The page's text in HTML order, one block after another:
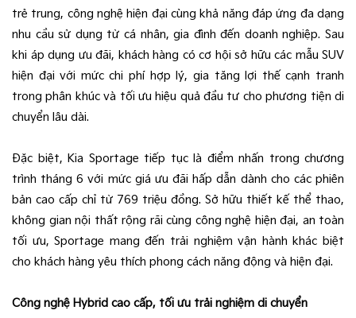
trẻ trung, công nghệ hiện đại cùng khả năng đáp ứng đa dạng
nhu cầu sử dụng từ cá nhân, gia đình đến doanh nghiệp. Sau
khi áp dụng ưu đãi, khách hàng có cơ hội sở hữu các mẫu SUV
hiện đại với mức chi phí hợp lý, gia tăng lợi thế cạnh tranh
trong phân khúc và tối ưu hiệu quả đầu tư cho phương tiện di
chuyển lâu dài.
Đặc biệt, Kia Sportage tiếp tục là điểm nhấn trong chương
trình tháng 6 với mức giá ưu đãi hấp dẫn dành cho các phiên
bản cao cấp chỉ từ 769 triệu đồng. Sở hữu thiết kế thể thao,
không gian nội thất rộng rãi cùng công nghệ hiện đại, an toàn
tối ưu, Sportage mang đến trải nghiệm vận hành khác biệt
cho khách hàng yêu thích phong cách năng động và hiện đại.
Công nghệ Hybrid cao cấp, tối ưu trải nghiệm di chuyển